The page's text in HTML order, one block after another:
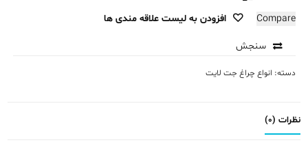
Compare افزودن به لیست علاقه مندی ها
سنجش
دسته: انواع چراغ جت لایت
نظرات (0)